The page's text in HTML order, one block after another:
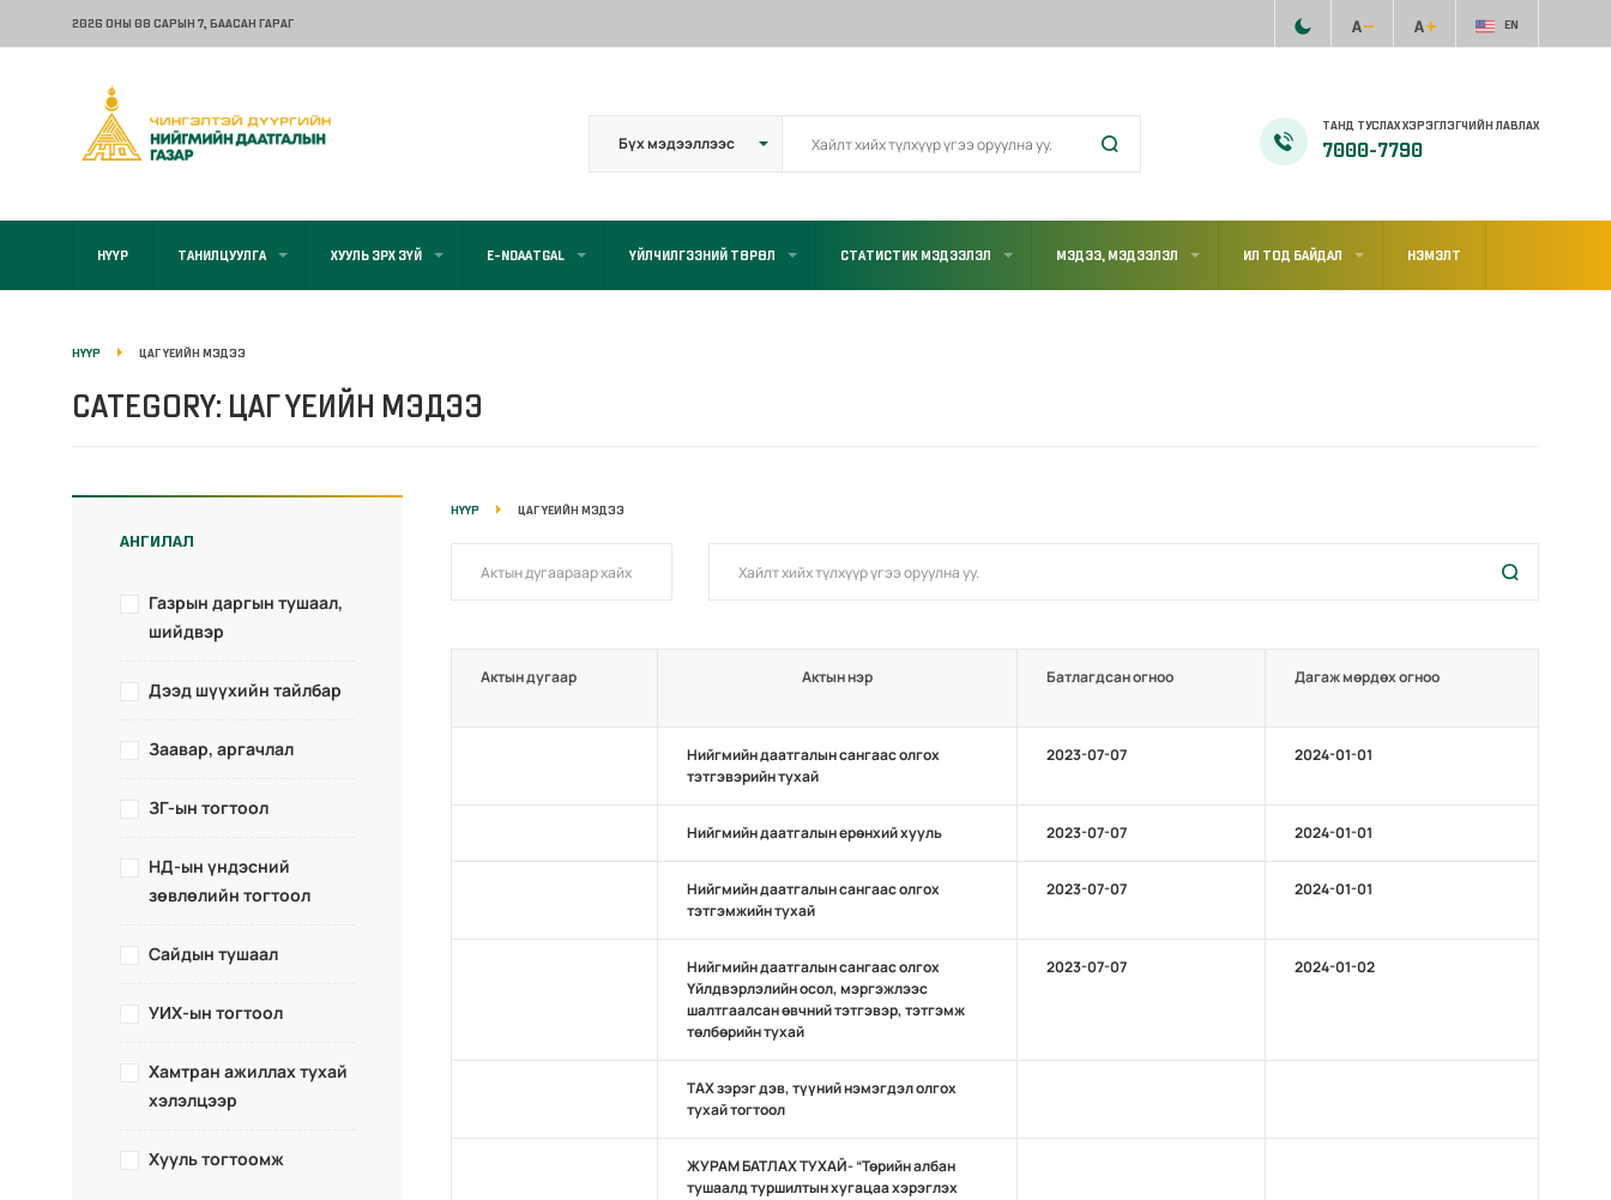
2026 ОНЫ 08 САРЫН 7, БААСАН ГАРАГ EN
ТАНД ТУСЛАХ ХЭРЭГЛЭГЧИЙН ЛАВЛАХ
7000-7790
НҮҮР ТАНИЛЦУУЛГА ХУУЛЬ ЭРХ ЗҮЙ E-NDAATGAL ҮЙЛЧИЛГЭЭНИЙ ТӨРӨЛ СТАТИСТИК МЭДЭЭЛЭЛ МЭДЭЭ, МЭДЭЭЛЭЛ ИЛ ТОД БАЙДАЛ НЭМЭЛТ
НҮҮР ЦАГ ҮЕИЙН МЭДЭЭ
CATEGORY: ЦАГ ҮЕИЙН МЭДЭЭ
АНГИЛАЛ
Газрын даргын тушаал,
шийдвэр
Дээд шүүхийн тайлбар
Заавар, аргачлал
ЗГ-ын тогтоол
НД-ын үндэсний
зөвлөлийн тогтоол
Сайдын тушаал
УИХ-ын тогтоол
Хамтран ажиллах тухай
хэлэлцээр
Хууль тогтоомж
НҮҮР ЦАГ ҮЕИЙН МЭДЭЭ
Актын дугаар Актын нэр Батлагдсан огноо Дагаж мөрдөх огноо
Нийгмийн даатгалын сангаас олгох
тэтгэвэрийн тухай
2023-07-07 2024-01-01
Нийгмийн даатгалын ерөнхий хууль 2023-07-07 2024-01-01
Нийгмийн даатгалын сангаас олгох
тэтгэмжийн тухай
2023-07-07 2024-01-01
Нийгмийн даатгалын сангаас олгох
Үйлдвэрлэлийн осол, мэргэжлээс
шалтгаалсан өвчний тэтгэвэр, тэтгэмж
төлбөрийн тухай
2023-07-07 2024-01-02
ТАХ зэрэг дэв, түүний нэмэгдэл олгох
тухай тогтоол
ЖУРАМ БАТЛАХ ТУХАЙ- “Төрийн албан
тушаалд туршилтын хугацаа хэрэглэх